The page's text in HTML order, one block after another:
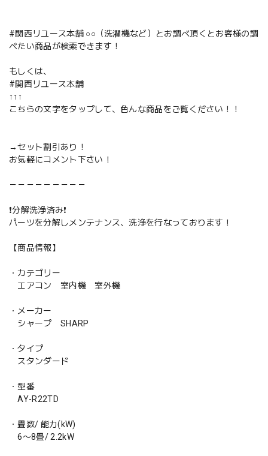
#関西リユース本舗 ○○（洗濯機など）とお調べ頂くとお客様の調
べたい商品が検索できます！
もしくは、
#関西リユース本舗
↑↑↑
こちらの文字をタップして、色んな商品をご覧ください！！
→セット割引あり！
お気軽にコメント下さい！
－－－－－－－－－
❗️分解洗浄済み❗️
パーツを分解しメンテナンス、洗浄を行なっております！
【商品情報】
・カテゴリー
エアコン 室内機 室外機
・メーカー
シャープ SHARP
・タイプ
スタンダード
・型番
AY-R22TD
・畳数/ 能力(kW)
6〜8畳/ 2.2kW